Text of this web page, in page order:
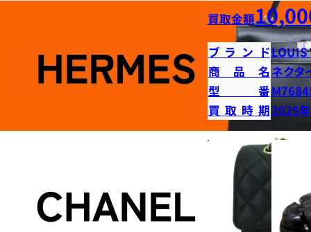
買取金額
ブランドLOUIS
商品名 ネクタ
型番
買取時期2025